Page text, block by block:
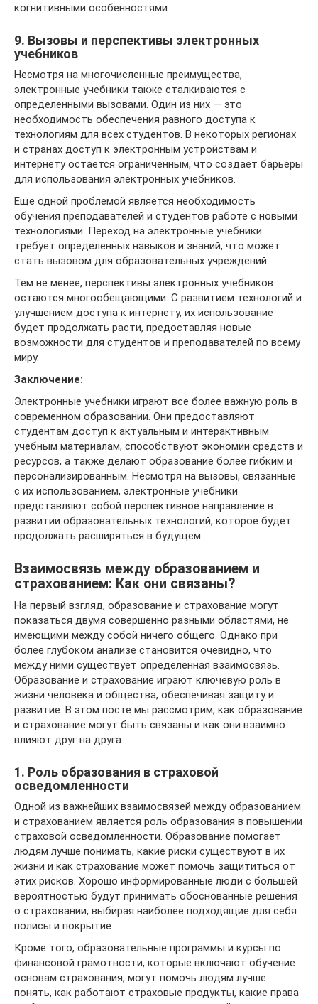
когнитивными особенностями.
9. Вызовы и перспективы электронных
учебников
Несмотря на многочисленные преимущества,
электронные учебники также сталкиваются с
определенными вызовами. Один из них — это
необходимость обеспечения равного доступа к
технологиям для всех студентов. В некоторых регионах
и странах доступ к электронным устройствам и
интернету остается ограниченным, что создает барьеры
для использования электронных учебников.
Еще одной проблемой является необходимость
обучения преподавателей и студентов работе с новыми
технологиями. Переход на электронные учебники
требует определенных навыков и знаний, что может
стать вызовом для образовательных учреждений.
Тем не менее, перспективы электронных учебников
остаются многообещающими. С развитием технологий и
улучшением доступа к интернету, их использование
будет продолжать расти, предоставляя новые
возможности для студентов и преподавателей по всему
миру.
Заключение:
Электронные учебники играют все более важную роль в
современном образовании. Они предоставляют
студентам доступ к актуальным и интерактивным
учебным материалам, способствуют экономии средств и
ресурсов, а также делают образование более гибким и
персонализированным. Несмотря на вызовы, связанные
с их использованием, электронные учебники
представляют собой перспективное направление в
развитии образовательных технологий, которое будет
продолжать расширяться в будущем.
Взаимосвязь между образованием и
страхованием: Как они связаны?
На первый взгляд, образование и страхование могут
показаться двумя совершенно разными областями, не
имеющими между собой ничего общего. Однако при
более глубоком анализе становится очевидно, что
между ними существует определенная взаимосвязь.
Образование и страхование играют ключевую роль в
жизни человека и общества, обеспечивая защиту и
развитие. В этом посте мы рассмотрим, как образование
и страхование могут быть связаны и как они взаимно
влияют друг на друга.
1. Роль образования в страховой
осведомленности
Одной из важнейших взаимосвязей между образованием
и страхованием является роль образования в повышении
страховой осведомленности. Образование помогает
людям лучше понимать, какие риски существуют в их
жизни и как страхование может помочь защититься от
этих рисков. Хорошо информированные люди с большей
вероятностью будут принимать обоснованные решения
о страховании, выбирая наиболее подходящие для себя
полисы и покрытие.
Кроме того, образовательные программы и курсы по
финансовой грамотности, которые включают обучение
основам страхования, могут помочь людям лучше
понять, как работают страховые продукты, какие права